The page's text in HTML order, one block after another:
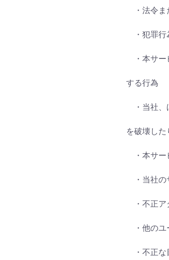
・法令ま
・犯罪行
・本サー
する行為
・当社、
を破壊し
・本サー
・当社の
・不正ア
・他のユ
・不正な